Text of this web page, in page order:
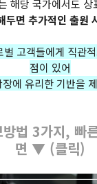
해당 국가에서도
두면 추가적인 출원
고객들에게 직관
점이 있어
에 유리한 기반을
법 3가지, 빠
면 ▼ (클릭)